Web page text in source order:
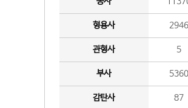
형용사 2946
관형사 5
부사 5360
감탄사 87